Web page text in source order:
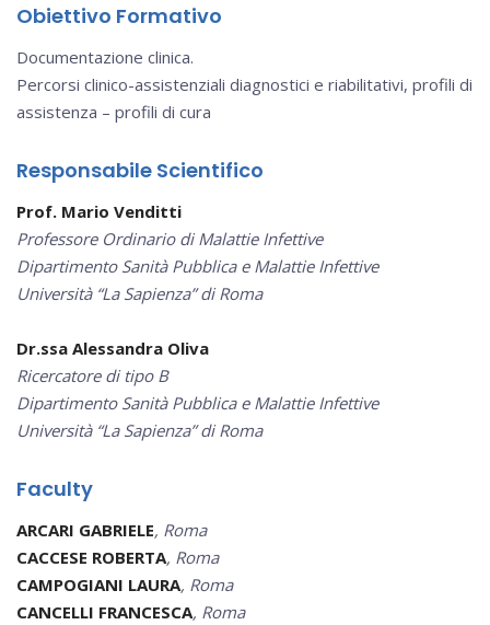
Obiettivo Formativo
Documentazione clinica.
Percorsi clinico-assistenziali diagnostici e riabilitativi, profili di
assistenza – profili di cura
Responsabile Scientifico
Prof. Mario Venditti
Professore Ordinario di Malattie Infettive
Dipartimento Sanità Pubblica e Malattie Infettive
Università “La Sapienza” di Roma
Dr.ssa Alessandra Oliva
Ricercatore di tipo B
Dipartimento Sanità Pubblica e Malattie Infettive
Università “La Sapienza” di Roma
Faculty
ARCARI GABRIELE, Roma
CACCESE ROBERTA, Roma
CAMPOGIANI LAURA, Roma
CANCELLI FRANCESCA, Roma